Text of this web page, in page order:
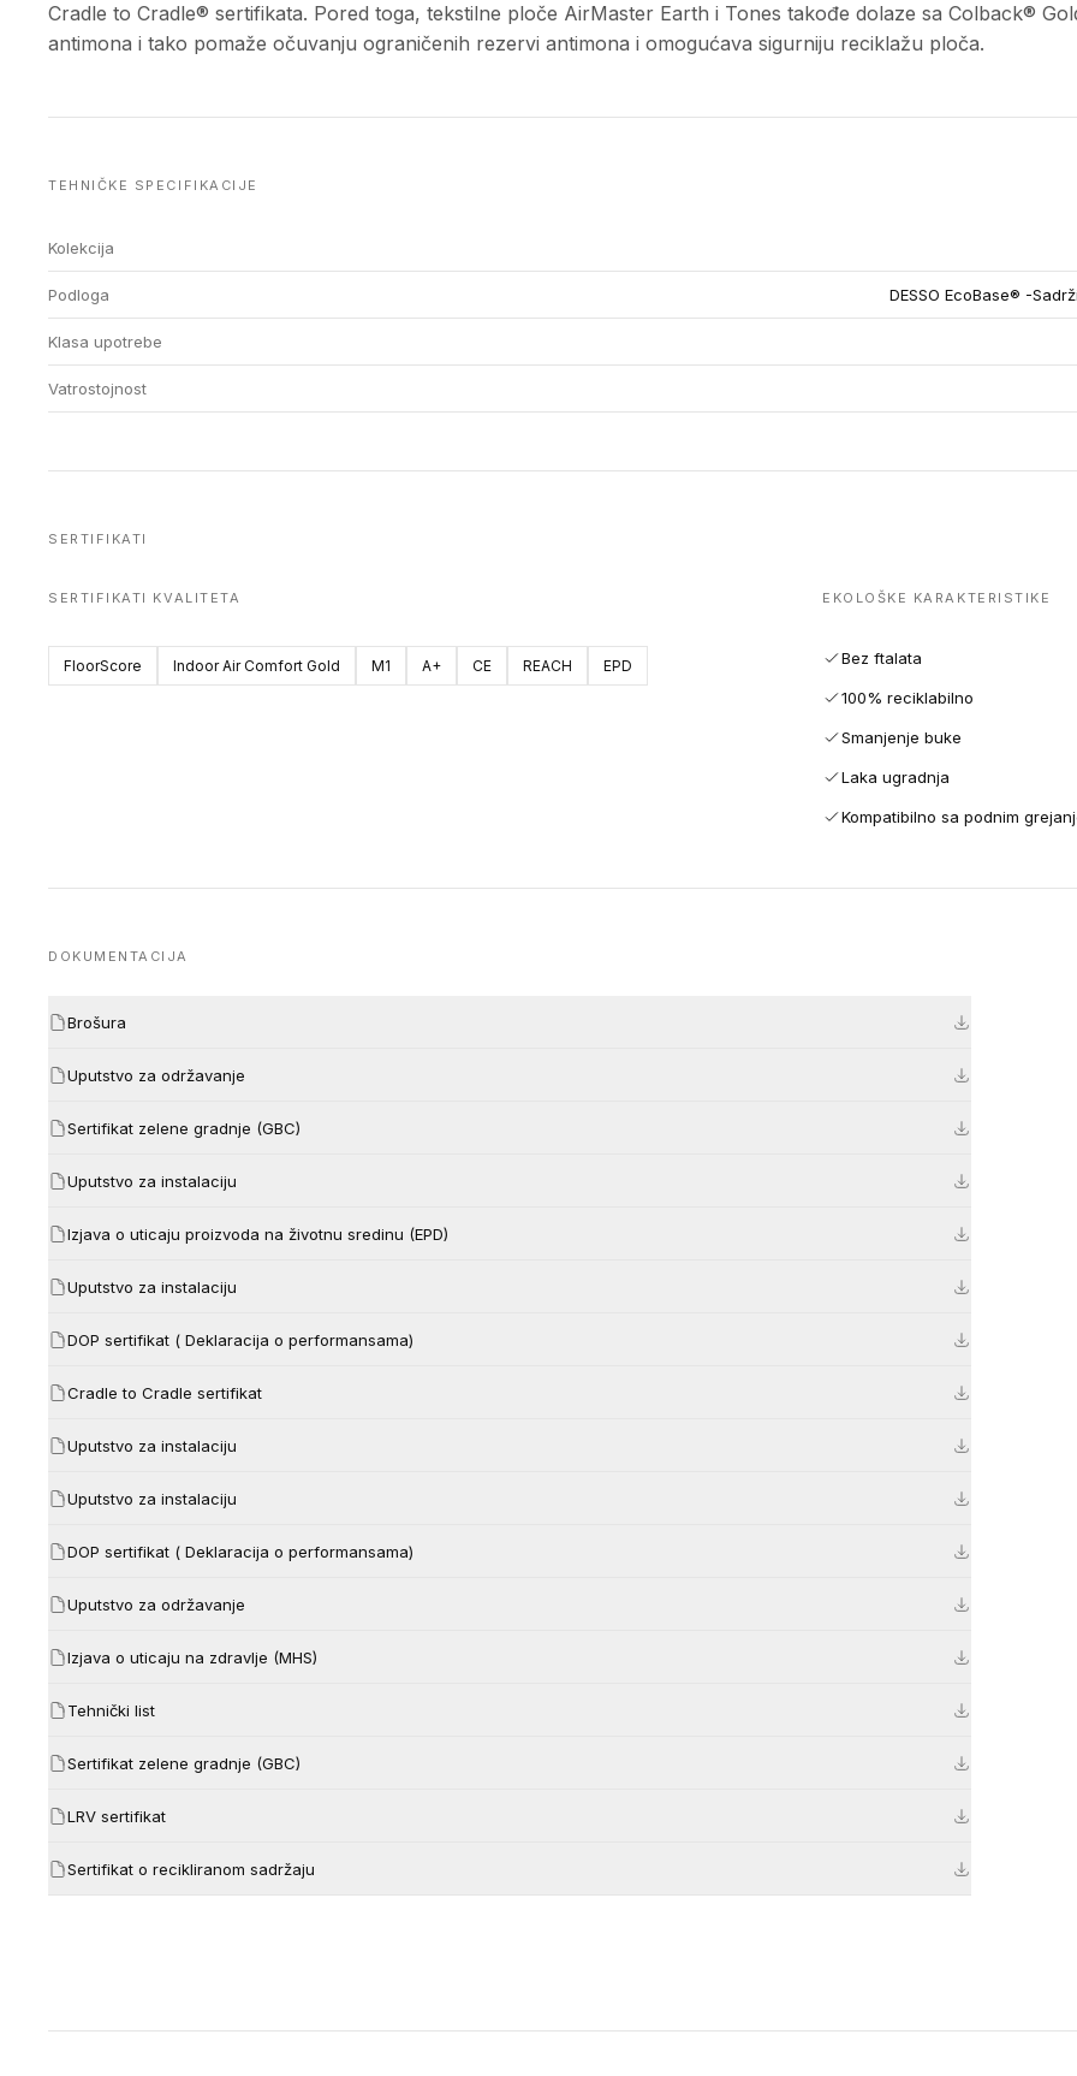
Cradle to Cradle® sertifikata. Pored toga, tekstilne ploče AirMaster Earth i Tones takođe dolaze sa Colback®
antimona i tako pomaže očuvanju ograničenih rezervi antimona i omogućava sigurniju reciklažu ploča.
TEHNIČKE SPECIFIKACIJE
Kolekcija
Podloga DESSO EcoBase® -
Klasa upotrebe
Vatrostojnost
SERTIFIKATI
SERTIFIKATI KVALITETA
FloorScore Indoor Air Comfort Gold M1 A+ CE REACH EPD
EKOLOŠKE KARAKTERISTIKE
Bez ftalata
100% reciklabilno
Smanjenje buke
Laka ugradnja
Kompatibilno sa podnim
DOKUMENTACIJA
Brošura
Uputstvo za održavanje
Sertifikat zelene gradnje (GBC)
Uputstvo za instalaciju
Izjava o uticaju proizvoda na životnu sredinu (EPD)
Uputstvo za instalaciju
DOP sertifikat ( Deklaracija o performansama)
Cradle to Cradle sertifikat
Uputstvo za instalaciju
Uputstvo za instalaciju
DOP sertifikat ( Deklaracija o performansama)
Uputstvo za održavanje
Izjava o uticaju na zdravlje (MHS)
Tehnički list
Sertifikat zelene gradnje (GBC)
LRV sertifikat
Sertifikat o recikliranom sadržaju